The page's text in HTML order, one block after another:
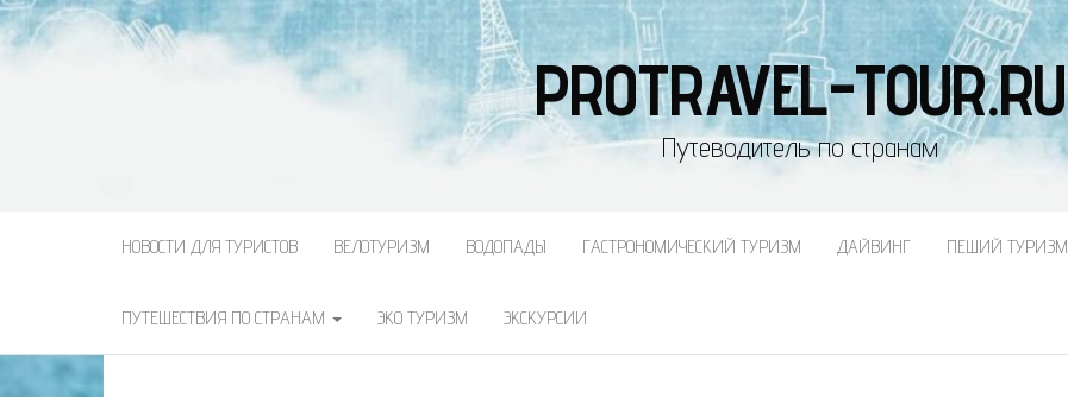
PROTRAVEL-TOUR.RU
Путеводитель по странам
НОВОСТИ ДЛЯ ТУРИСТОВ ВЕЛОТУРИЗМ ВОДОПАДЫ ГАСТРОНОМИЧЕСКИЙ ТУРИЗМ ДАЙВИНГ ПЕШИЙ ТУРИЗМ
ПУТЕШЕСТВИЯ ПО СТРАНАМ ЭКО ТУРИЗМ ЭКСКУРСИИ